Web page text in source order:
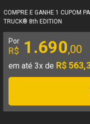
COMPRE E GANHE 1 CUPOM
TRUCK® 8th EDITION
Por
R$ 1.690,00
em até 3x de R$